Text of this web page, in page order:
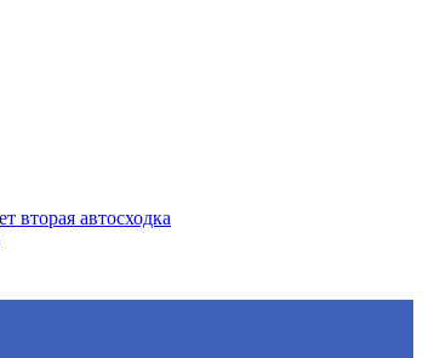
вторая автосходка